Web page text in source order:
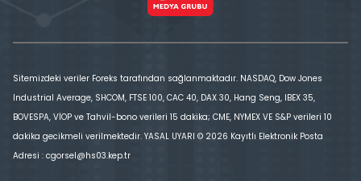
Sitemizdeki veriler Foreks tarafından sağlanmaktadır. NASDAQ, Dow Jones
Industrial Average, SHCOM, FTSE 100, CAC 40, DAX 30, Hang Seng, IBEX 35,
BOVESPA, VİOP ve Tahvil-bono verileri 15 dakika; CME, NYMEX VE S&P verileri 10
dakika gecikmeli verilmektedir. YASAL UYARI © 2026 Kayıtlı Elektronik Posta
Adresi : cgorsel@hs03.kep.tr